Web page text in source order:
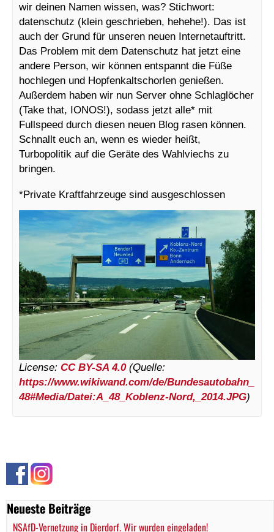
Neueste Beiträge
NSAfD-Vernetzung in Dierdorf. Wir wurden eingeladen!
wir deinen Namen wissen, was? Stichwort:
datenschutz (klein geschrieben, hehehe!). Das ist
auch der Grund für unseren neuen Internetauftritt.
Das Problem mit dem Datenschutz hat jetzt eine
andere Person, wir können entspannt die Füße
hochlegen und Hopfenkaltschorlen genießen.
Außerdem haben wir nun Server ohne Schlaglöcher
(Take that, IONOS!), sodass jetzt alle* mit
Fullspeed durch diesen neuen Blog rasen können.
Schnallt euch an, wenn es wieder heißt,
Turbopolitik auf die Geräte des Wahlviechs zu
bringen.
*Private Kraftfahrzeuge sind ausgeschlossen
License: CC BY-SA 4.0(Quelle:
https://www.wikiwand.com/de/Bundesautobahn_
48#Media/Datei:A_48_Koblenz-Nord,_2014.JPG)